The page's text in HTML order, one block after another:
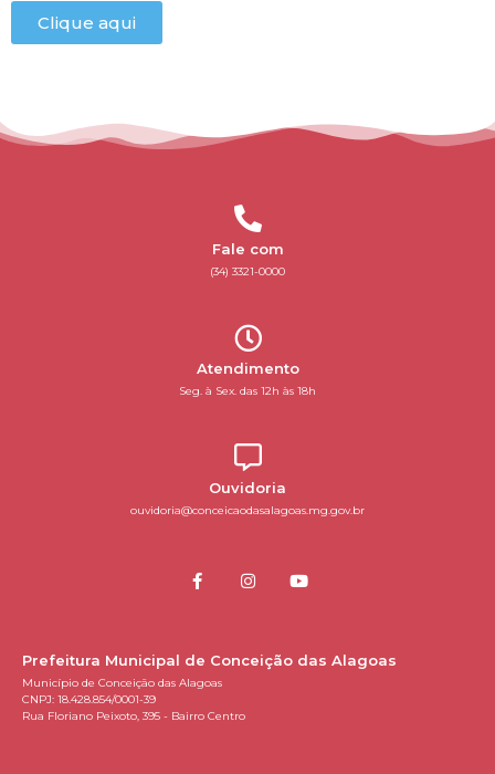
Clique aqui
Fale com
(34) 3321-0000
Atendimento
Seg. à Sex. das 12h às 18h
Ouvidoria
ouvidoria@conceicaodasalagoas.mg.gov.br
Prefeitura Municipal de Conceição das Alagoas
Município de Conceição das Alagoas
CNPJ: 18.428.854/0001-39
Rua Floriano Peixoto, 395 - Bairro Centro